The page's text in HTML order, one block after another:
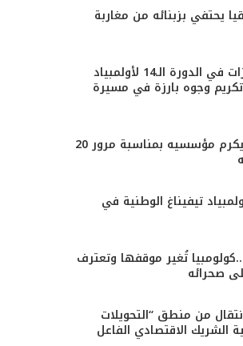
و
ق
ا
o
ا
يحتفي بزبنائه من مغاربة
أملن.. تتويج الفائزات في الدورة الـ14 لأولمبياد
وجوه بارزة في مسيرة
مهرجان تيفاوين يكرم مؤسسيه بمناسبة مرور 20
تيفيناغ الوطنية في
..كولومبيا تُغير موقفها وتعترف
صحرائه
من منطق “التحويلات
الشريك الاقتصادي الفاعل